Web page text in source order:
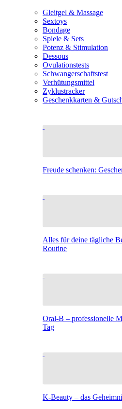
Gleitgel & Massage
Sextoys
Bondage
Spiele & Sets
Potenz & Stimulation
Dessous
Ovulationstests
Schwangerschaftstest
Verhütungsmittel
Zyklustracker
Geschenkkarten &
Freude schenken:
Alles für deine tägliche
Routine
Oral-B – professionelle
Tag
K-Beauty – das